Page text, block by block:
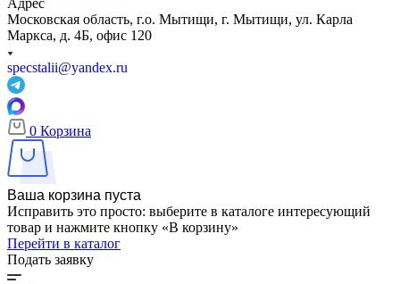
Адрес
Московская область, г.о. Мытищи, г. Мытищи, ул. Карла
Маркса, д. 4Б, офис 120
specstalii@yandex.ru
0 Корзина
Ваша корзина пуста
Исправить это просто: выберите в каталоге интересующий
товар и нажмите кнопку «В корзину»
Перейти в каталог
Подать заявку